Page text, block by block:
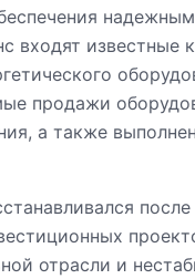
входят известные
продажи
а также
отрасли и